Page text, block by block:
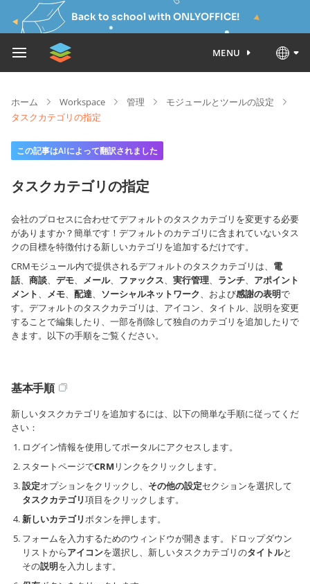
Back to school with ONLYOFFICE!
MENU
ホーム Workspace 管理
モジュールとツールの設定
タスクカテゴリの指定
この記事はAIによって翻訳されました
タスクカテゴリの指定
会社のプロセスに合わせてデフォルトのタスクカテゴリを変更する必要
がありますか？簡単です！デフォルトのカテゴリに含まれていないタス
クの目標を特徴付ける新しいカテゴリを追加するだけです。
CRMモジュール内で提供されるデフォルトのタスクカテゴリは、 電
話、 商談、 デモ、 メール、 ファックス、 実行管理、 ランチ、 アポイント
メント、 メモ、 配達、 ソーシャルネットワーク、および感謝の表明で
す。デフォルトのタスクカテゴリは、アイコン、タイトル、説明を変更
することで編集したり、一部を削除して独自のカテゴリを追加したりで
きます。以下の手順をご覧ください。
基本手順
新しいタスクカテゴリを追加するには、以下の簡単な手順に従ってくだ
さい：
ログイン情報を使用してポータルにアクセスします。
スタートページでCRM リンクをクリックします。
設定オプションをクリックし、 その他の設定セクションを選択して
タスクカテゴリ項目をクリックします。
新しいカテゴリボタンを押します。
フォームを入力するためのウィンドウが開きます。ドロップダウン
リストからアイコンを選択し、新しいタスクカテゴリのタイトルと
その説明を入力します。